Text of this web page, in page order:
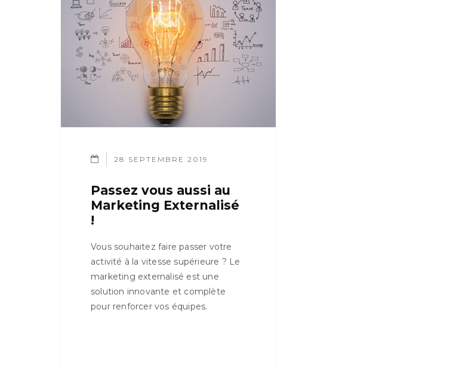
28 SEPTEMBRE 2019
Passez vous aussi au
Marketing Externalisé
!
Vous souhaitez faire passer votre
activité à la vitesse supérieure ? Le
marketing externalisé est une
solution innovante et complète
pour renforcer vos équipes.